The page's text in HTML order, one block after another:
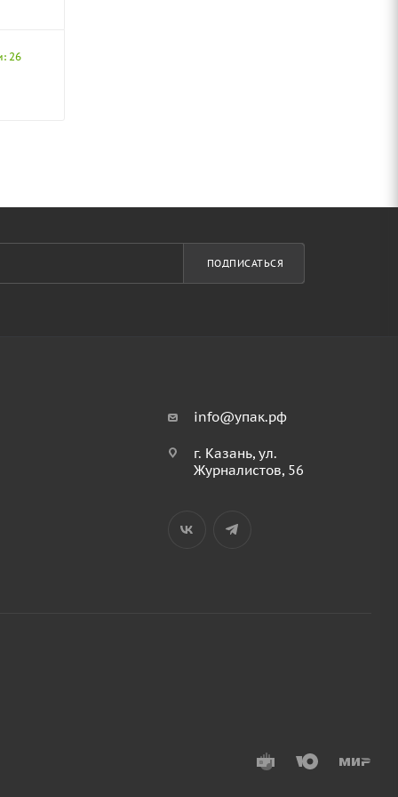
26
ПОДПИСАТЬСЯ
info@упак.рф
г. Казань, ул.
Журналистов, 56